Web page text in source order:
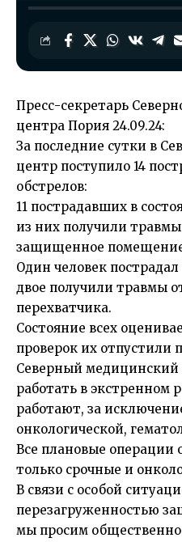
Пресс-секретарь
центра Пория 24.09.24:
За последние сутки в
центр поступило 14
обстрелов:
11 пострадавших в
из них получили травмы
защищенное
Один человек
двое получили травмы
перехватчика.
Состояние всех
проверок их отпустили
Северный медицинский
работать в
работают, за
онкологической,
Все плановые операции
только срочные и
В связи с особой
перезагруженностью
мы просим